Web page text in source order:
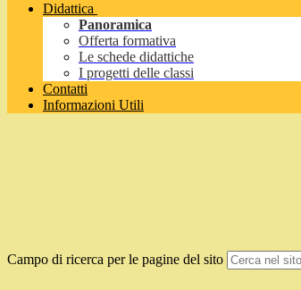
Didattica
Panoramica
Offerta formativa
Le schede didattiche
I progetti delle classi
Contatti
Informazioni Utili
Campo di ricerca per le pagine del sito